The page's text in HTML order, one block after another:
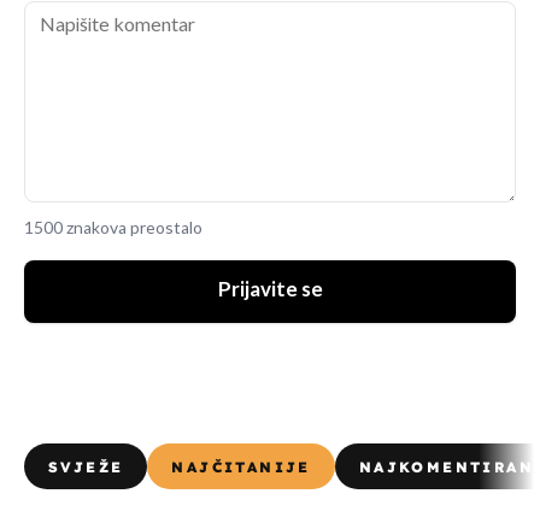
1500 znakova preostalo
Prijavite se
SVJEŽE NAJČITANIJE